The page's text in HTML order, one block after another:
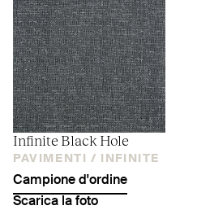
Infinite Black Hole
PAVIMENTI / INFINITE
Campione d'ordine
Scarica la foto